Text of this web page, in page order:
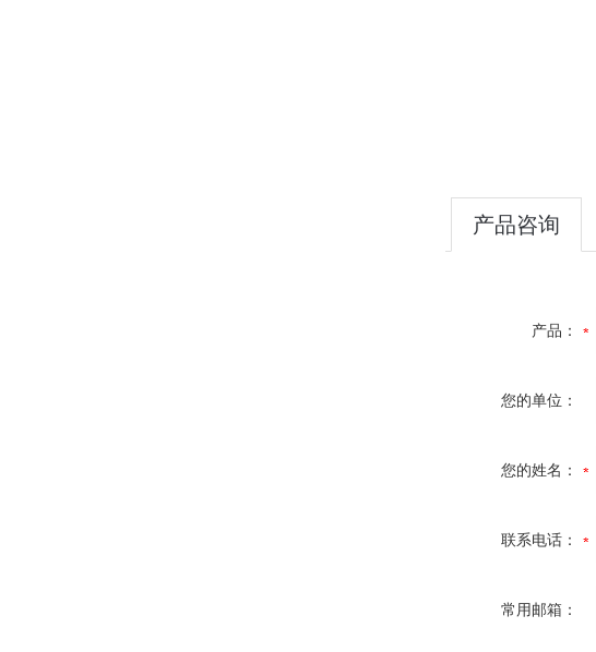
产品咨询
产品：
您的单位：
您的姓名：
联系电话：
常用邮箱：